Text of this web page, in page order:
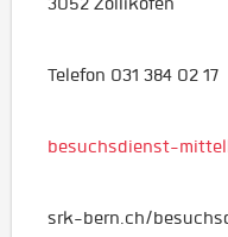
Telefon 031 384 02 17
besuchsdienst-
srk-bern.ch/